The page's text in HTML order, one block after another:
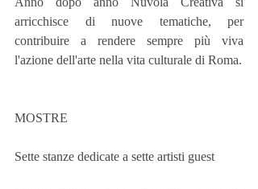
arricchisce di nuove tematiche, per
contribuire a rendere sempre più viva
MOSTRE
Sette stanze dedicate a sette artisti guest